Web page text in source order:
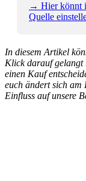
→ Hier könnt
Quelle
In diesem Artikel
Klick darauf gelangt
einen Kauf
euch ändert sich am
Einfluss auf unsere